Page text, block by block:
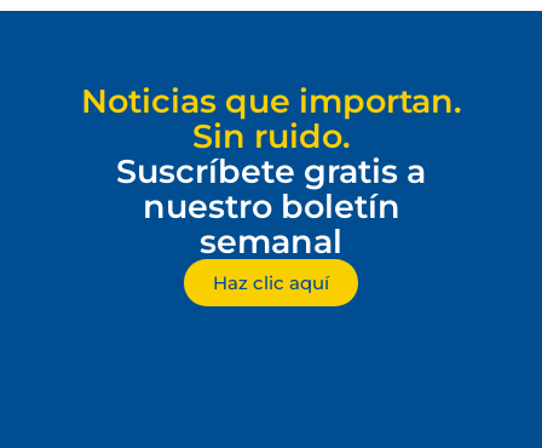
Noticias que importan.
Sin ruido.
Suscríbete gratis a
nuestro boletín
semanal
Haz clic aquí